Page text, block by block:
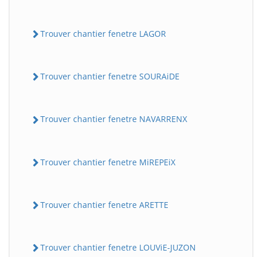
Trouver chantier fenetre LAGOR
Trouver chantier fenetre SOURAiDE
Trouver chantier fenetre NAVARRENX
Trouver chantier fenetre MiREPEiX
Trouver chantier fenetre ARETTE
Trouver chantier fenetre LOUViE-JUZON